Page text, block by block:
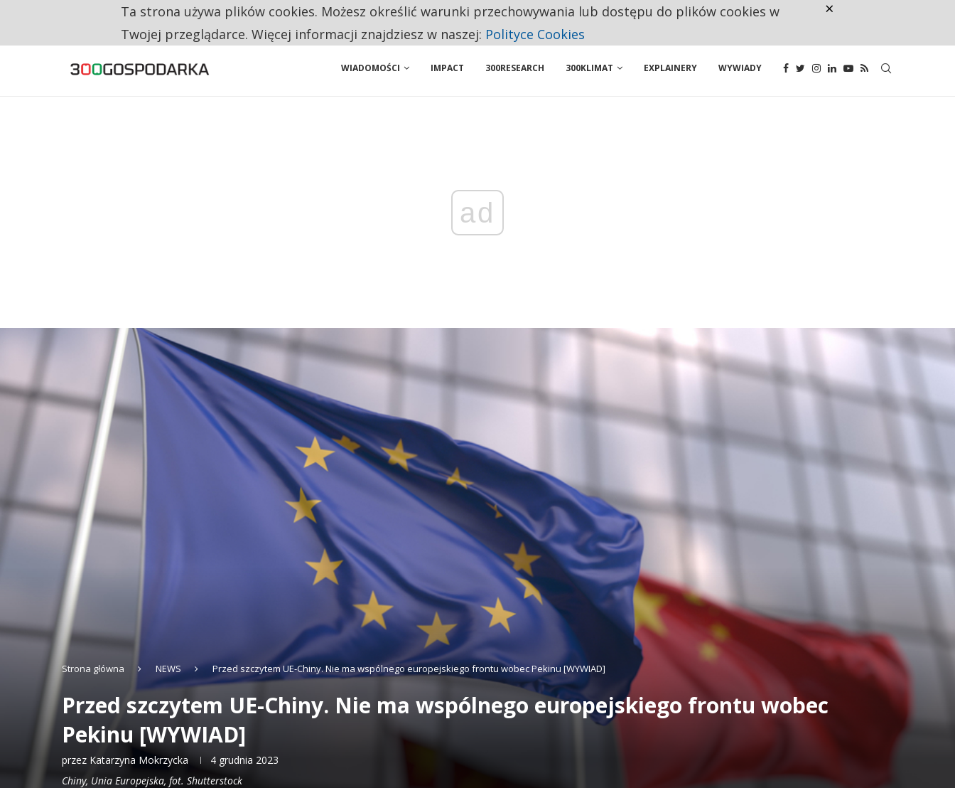
CO TRZECIĄ ZŁOTÓWKĘ Z EMERYTURY SENIORZY PRZEZNACZAJĄ NA PODSTAWOWE ZAKUPY
WIADOMOŚCI IMPACT 300RESEARCH 300KLIMAT EXPLAINERY WYWIADY
ad
Strona główna NEWS Przed szczytem UE-Chiny. Nie ma wspólnego europejskiego frontu wobec Pekinu [WYWIAD]
Przed szczytem UE-Chiny. Nie ma wspólnego europejskiego frontu wobec
Pekinu [WYWIAD]
przez Katarzyna Mokrzycka
4 grudnia 2023
Chiny, Unia Europejska, fot. Shutterstock
Ta strona używa plików cookies. Możesz określić warunki przechowywania lub dostępu do plików cookies w
Twojej przeglądarce. Więcej informacji znajdziesz w naszej: Polityce Cookies
×